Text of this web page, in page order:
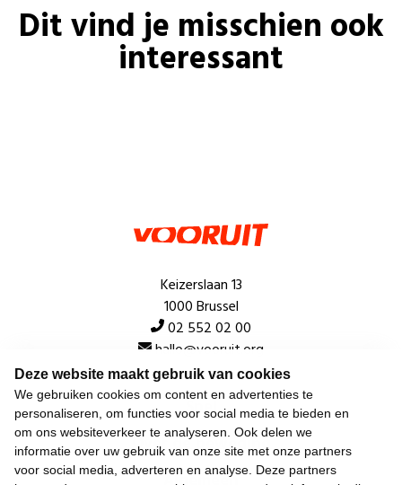
Deze website maakt gebruik van cookies
We gebruiken cookies om content en advertenties te
personaliseren, om functies voor social media te bieden en
om ons websiteverkeer te analyseren. Ook delen we
informatie over uw gebruik van onze site met onze partners
voor social media, adverteren en analyse. Deze partners
Dit vind je misschien ook
interessant
Keizerslaan 13
1000 Brussel
02 552 02 00
hallo@vooruit.org
Snel
Over de beweging